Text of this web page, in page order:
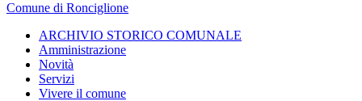
Comune di Ronciglione
ARCHIVIO STORICO COMUNALE
Amministrazione
Novità
Servizi
Vivere il comune